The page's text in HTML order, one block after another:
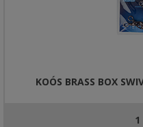
KOÓS BRASS BOX
1